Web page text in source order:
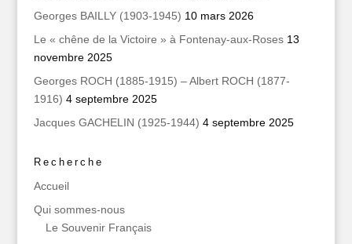
Georges BAILLY (1903-1945) 10 mars 2026
Le « chêne de la Victoire » à Fontenay-aux-Roses 13
novembre 2025
Georges ROCH (1885-1915) – Albert ROCH (1877-
1916) 4 septembre 2025
Jacques GACHELIN (1925-1944) 4 septembre 2025
Recherche
Accueil
Qui sommes‑nous
Le Souvenir Français